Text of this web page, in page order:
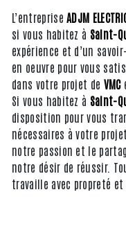
L’entrepriseADJM
si vous habitez à Saint-
expérience et d’un
en oeuvre pour vous
dans votre projet de VMC
Si vous habitez à Saint-
disposition pour vous
nécessaires à votre
notre passion et le
notre désir de réussir.
travaille avec propreté et